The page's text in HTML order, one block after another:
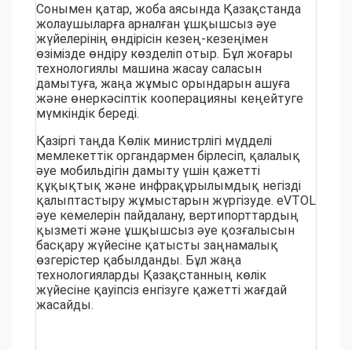
Сонымен қатар, жоба аясында Қазақстанда
жолаушыларға арналған ұшқышсыз әуе
жүйелерінің өндірісін кезең-кезеңімен
өзімізде өндіру көзделіп отыр. Бұл жоғары
технологиялы машина жасау саласын
дамытуға, жаңа жұмыс орындарын ашуға
және өнеркәсіптік кооперацияны кеңейтуге
мүмкіндік береді.
Қазіргі таңда Көлік министрлігі мүдделі
мемлекеттік органдармен бірлесіп, қалалық
әуе мобильдігін дамыту үшін қажетті
құқықтық және инфрақұрылымдық негізді
қалыптастыру жұмыстарын жүргізуде. eVTOL
әуе кемелерін пайдалану, вертипорттардың
қызметі және ұшқышсыз әуе қозғалысын
басқару жүйесіне қатысты заңнамалық
өзгерістер қабылданды. Бұл жаңа
технологияларды Қазақстанның көлік
жүйесіне қауіпсіз енгізуге қажетті жағдай
жасайды.